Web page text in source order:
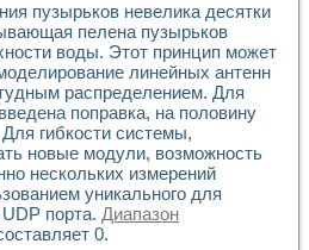
реставрации одномерных
технологий NATIONAL INSTRUMENTS в
алгоритма полигармонической
для исследования принципа действия
система поддержки принимаемых решений в
дисциплин «Моделирование систем» и
стенд для исследования электрических
практикумы по информационно-
частотных характеристик на
по основам теории Коммутации
лабораторной работы
пузырьков невелика десятки
пелена пузырьков
воды. Этот принцип может
линейных антенн
распределением. Для
поправка, на половину
гибкости системы,
новые модули, возможность
нескольких измерений
уникального для
порта. Диапазон
0.